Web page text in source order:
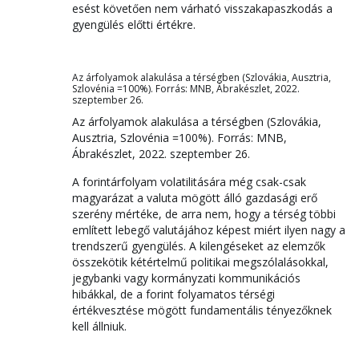
esést követően nem várható visszakapaszkodás a
gyengülés előtti értékre.
Az árfolyamok alakulása a térségben (Szlovákia, Ausztria,
Szlovénia =100%). Forrás: MNB, Ábrakészlet, 2022.
szeptember 26.
Az árfolyamok alakulása a térségben (Szlovákia,
Ausztria, Szlovénia =100%). Forrás: MNB,
Ábrakészlet, 2022. szeptember 26.
A forintárfolyam volatilitására még csak-csak
magyarázat a valuta mögött álló gazdasági erő
szerény mértéke, de arra nem, hogy a térség többi
említett lebegő valutájához képest miért ilyen nagy a
trendszerű gyengülés. A kilengéseket az elemzők
összekötik kétértelmű politikai megszólalásokkal,
jegybanki vagy kormányzati kommunikációs
hibákkal, de a forint folyamatos térségi
értékvesztése mögött fundamentális tényezőknek
kell állniuk.